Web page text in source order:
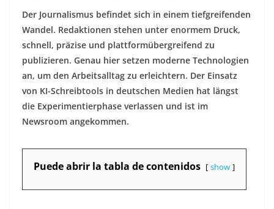
Der Journalismus befindet sich in einem tiefgreifenden
Wandel. Redaktionen stehen unter enormem Druck,
schnell, präzise und plattformübergreifend zu
publizieren. Genau hier setzen moderne Technologien
an, um den Arbeitsalltag zu erleichtern. Der Einsatz
von KI-Schreibtools in deutschen Medien hat längst
die Experimentierphase verlassen und ist im
Newsroom angekommen.
Puede abrir la tabla de contenidos show